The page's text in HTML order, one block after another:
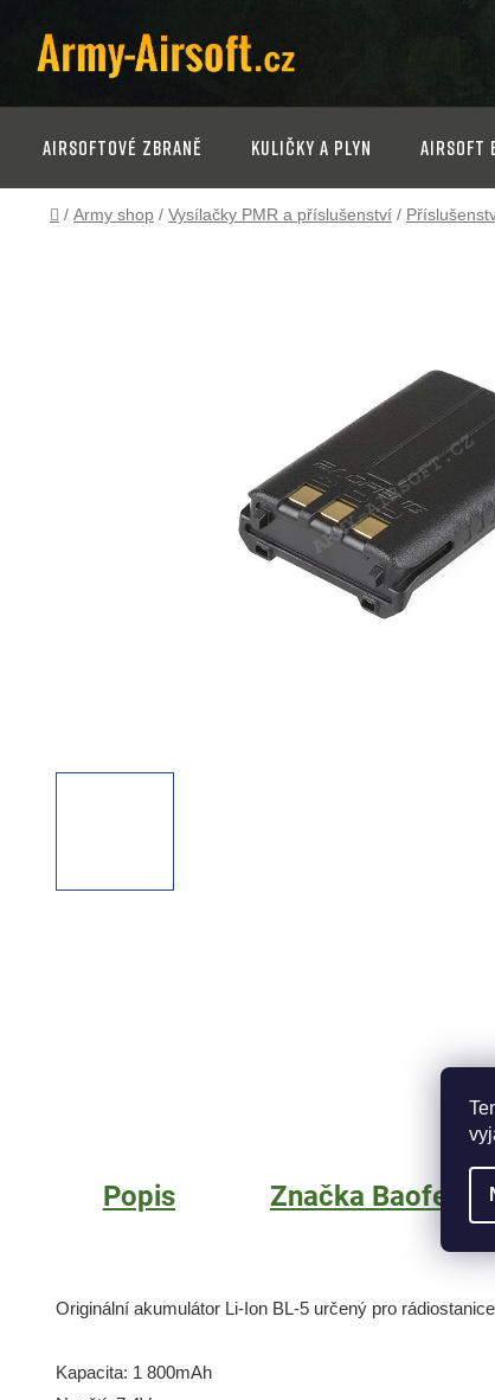
obsah
Airsoftové zbraně Kuličky a plyn Airsoft
Domů
/ Army shop / Vysílačky PMR a příslušenství /
Popis Značka Baofeng
Originální akumulátor Li-Ion BL-5 určený pro
Kapacita: 1 800mAh